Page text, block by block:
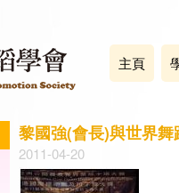
主頁
黎國強(會長)與世界
2011-04-20